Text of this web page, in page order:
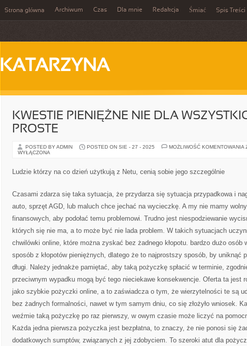
Strona główna Archiwum Czas Dla mnie Redakcja Śmiać Spis Treści
KATARZYNA
KWESTIE PIENIĘŻNE NIE DLA
PROSTE
POSTED BY ADMIN POSTED ON SIE - 27 - 2025 MOŻLIWOŚĆ KOMENTOWANIA
WYŁĄCZONA
Ludzie którzy na co dzień użytkują z Netu, cenią sobie jego szczególnie
Czasami zdarza się taka sytuacja, że przydarza się sytuacja przypadkowa i
auto, sprzęt AGD, lub maluch chce jechać na wycieczkę. A my nie mamy
finansowych, aby podołać temu problemowi. Trudno jest niespodziewanie
których się nie ma, a to może być nie lada problem. W takich sytuacjach
chwilówki online, które można zyskać bez żadnego kłopotu. bardzo dużo osób
sposób z kłopotów pieniężnych, dlatego że to najprostszy sposób, by uniknąć
długi. Należy jednakże pamiętać, aby taką pożyczkę spłacić w terminie,
przeciwnym wypadku mogą być tego nieciekawe konsekwencje. Oferta ta jest
jako szybkie pożyczki online, a to zaświadcza o tym, że wierzytelności te są
bez żadnych formalności, nawet w tym samym dniu, co się złożyło wniosek.
weźmie taką pożyczkę po raz pierwszy, w owym czasie może liczyć na
Każda jedna pierwsza pożyczka jest bezpłatna, to znaczy, że nie ponosi się
dodatkowych sumptów, związanych z jej zdobyciem. To szeroki atut dla